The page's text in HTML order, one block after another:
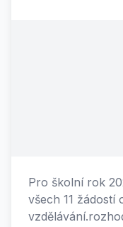
Pro školní rok
všech 11 žádostí